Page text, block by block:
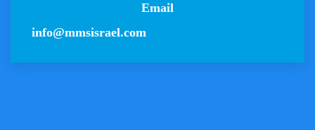
Email
info@mmsisrael.com